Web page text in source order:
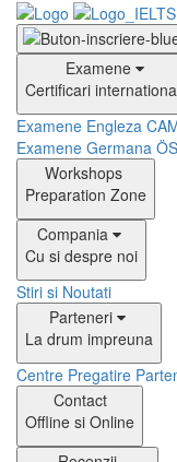
Examene
Certificari
Examene Engleza
Examene Germana
Workshops
Preparation Zone
Compania
Cu si despre noi
Stiri si Noutati
Parteneri
La drum impreuna
Centre Pregatire
Contact
Offline si Online